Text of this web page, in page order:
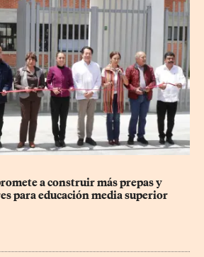
a construir más prepas y
para educación media superior